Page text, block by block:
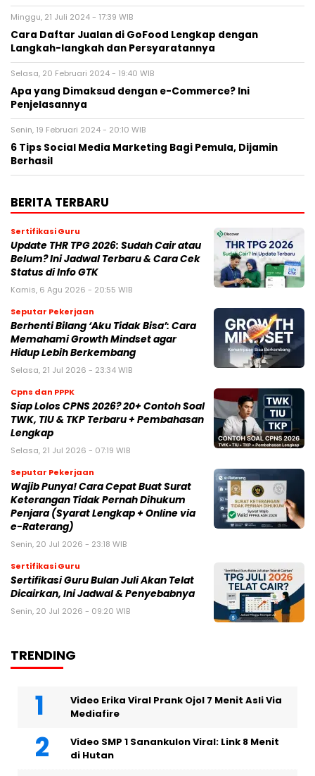
Minggu, 21 Juli 2024 - 17:39 WIB
Cara Daftar Jualan di GoFood Lengkap dengan
Langkah-langkah dan Persyaratannya
Selasa, 20 Februari 2024 - 19:40 WIB
Apa yang Dimaksud dengan e-Commerce? Ini
Penjelasannya
Senin, 19 Februari 2024 - 20:10 WIB
6 Tips Social Media Marketing Bagi Pemula, Dijamin
Berhasil
BERITA TERBARU
Sertifikasi Guru
Update THR TPG 2026: Sudah Cair atau
Belum? Ini Jadwal Terbaru & Cara Cek
Status di Info GTK
Kamis, 6 Agu 2026 - 20:55 WIB
Seputar Pekerjaan
Berhenti Bilang ‘Aku Tidak Bisa’: Cara
Memahami Growth Mindset agar
Hidup Lebih Berkembang
Selasa, 21 Jul 2026 - 23:34 WIB
Cpns dan PPPK
Siap Lolos CPNS 2026? 20+ Contoh Soal
TWK, TIU & TKP Terbaru + Pembahasan
Lengkap
Selasa, 21 Jul 2026 - 07:19 WIB
Seputar Pekerjaan
Wajib Punya! Cara Cepat Buat Surat
Keterangan Tidak Pernah Dihukum
Penjara (Syarat Lengkap + Online via
e-Raterang)
Senin, 20 Jul 2026 - 23:18 WIB
Sertifikasi Guru
Sertifikasi Guru Bulan Juli Akan Telat
Dicairkan, Ini Jadwal & Penyebabnya
Senin, 20 Jul 2026 - 09:20 WIB
TRENDING
Video Erika Viral Prank Ojol 7 Menit Asli Via
Mediafire
Video SMP 1 Sanankulon Viral: Link 8 Menit
di Hutan